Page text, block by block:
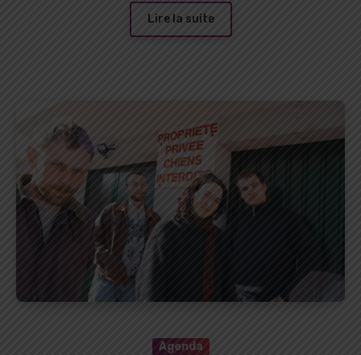
Lire la suite
Agenda